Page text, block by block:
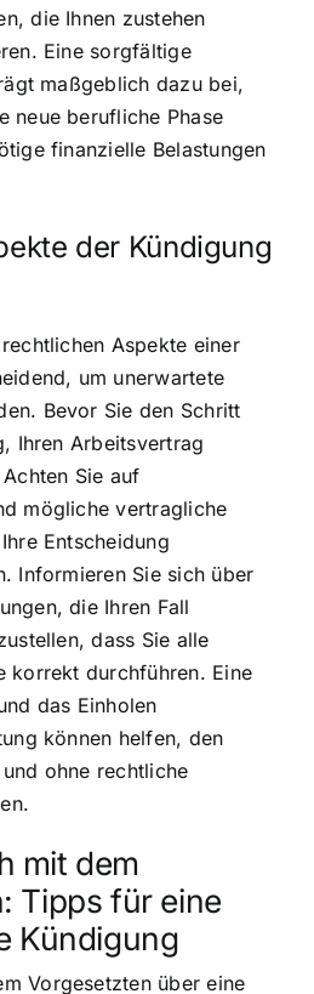
die Ihnen zustehen
Eine sorgfältige
maßgeblich dazu bei,
neue berufliche Phase
finanzielle Belastungen
der Kündigung
Aspekte einer
um unerwartete
Bevor Sie den Schritt
Ihren Arbeitsvertrag
Sie auf
mögliche vertragliche
Entscheidung
Informieren Sie sich über
die Ihren Fall
dass Sie alle
korrekt durchführen. Eine
das Einholen
können helfen, den
ohne rechtliche
mit dem
Tipps für eine
Kündigung
Vorgesetzten über eine